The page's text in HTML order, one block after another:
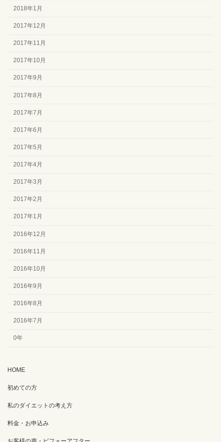
2018年1月
2017年12月
2017年11月
2017年10月
2017年9月
2017年8月
2017年7月
2017年6月
2017年5月
2017年4月
2017年3月
2017年2月
2017年1月
2016年12月
2016年11月
2016年10月
2016年9月
2016年8月
2016年7月
0年
HOME
初めての方
私のダイエットの考え方
料金・お申込み